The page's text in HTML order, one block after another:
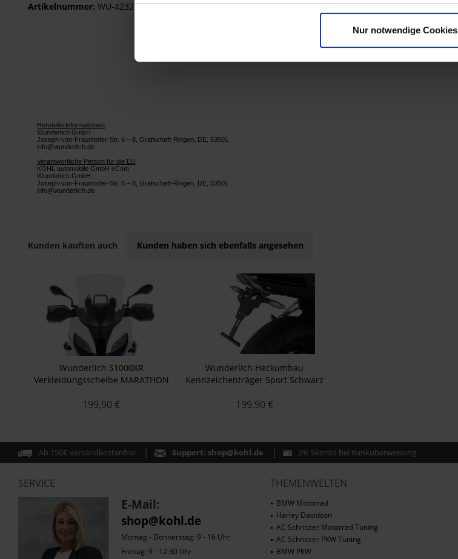
Nur notwendige Cookies
Artikelnummer: WU-42320-000
Herstellerinformationen
Wunderlich GmbH
Joseph-von-Fraunhofer-Str. 6 – 8, Grafschaft-Ringen, DE, 53501
info@wunderlich.de
Verantwortliche Person für die EU
KOHL automobile GmbH eCom
Wunderlich GmbH
Joseph-von-Fraunhofer-Str. 6 – 8, Grafschaft-Ringen, DE, 53501
info@wunderlich.de
Kunden kauften auch Kunden haben sich ebenfalls angesehen
Wunderlich S1000XR
Verkleidungsscheibe MARATHON
199,90 €
Wunderlich Heckumbau
Kennzeichenträger Sport Schwarz
199,90 €
Ab 150€ versandkostenfrei Support: shop@kohl.de 2% Skonto bei Banküberweisung
SERVICE
E-Mail:
shop@kohl.de
Montag - Donnerstag: 9 - 16 Uhr
Freitag: 9 - 12:30 Uhr
THEMENWELTEN
BMW Motorrad
Harley Davidson
AC Schnitzer Motorrad Tuning
AC Schnitzer PKW Tuning
BMW PKW